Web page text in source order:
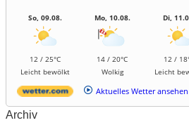
So, 09.08.
12 / 25°C
Leicht bewölkt
Mo, 10.08.
14 / 20°C
Wolkig
Di,
12 /
Leicht
Aktuelles Wetter ansehen
Archiv